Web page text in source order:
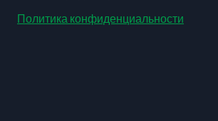
Политика конфиденциальности